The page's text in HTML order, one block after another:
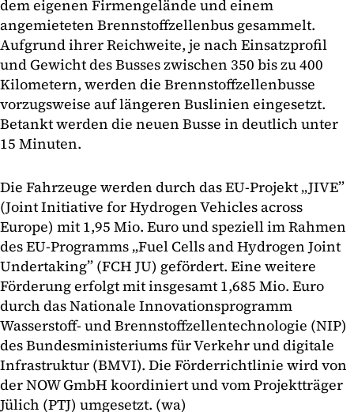
dem eigenen Firmengelände und einem
angemieteten Brennstoffzellenbus gesammelt.
Aufgrund ihrer Reichweite, je nach Einsatzprofil
und Gewicht des Busses zwischen 350 bis zu 400
Kilometern, werden die Brennstoffzellenbusse
vorzugsweise auf längeren Buslinien eingesetzt.
Betankt werden die neuen Busse in deutlich unter
15 Minuten.
Die Fahrzeuge werden durch das EU-Projekt „JIVE”
(Joint Initiative for Hydrogen Vehicles across
Europe) mit 1,95 Mio. Euro und speziell im Rahmen
des EU-Programms „Fuel Cells and Hydrogen Joint
Undertaking” (FCH JU) gefördert. Eine weitere
Förderung erfolgt mit insgesamt 1,685 Mio. Euro
durch das Nationale Innovationsprogramm
Wasserstoff- und Brennstoffzellentechnologie (NIP)
des Bundesministeriums für Verkehr und digitale
Infrastruktur (BMVI). Die Förderrichtlinie wird von
der NOW GmbH koordiniert und vom Projektträger
Jülich (PTJ) umgesetzt. (wa)